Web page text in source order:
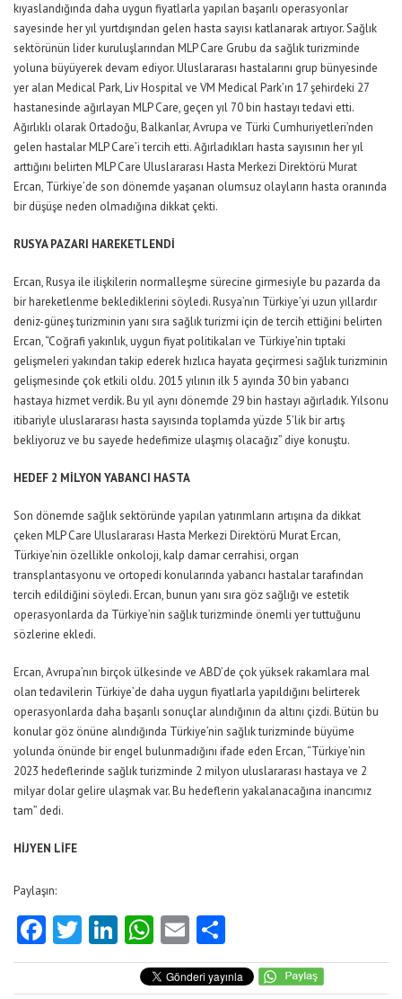
kıyaslandığında daha uygun fiyatlarla yapılan başarılı operasyonlar
sayesinde her yıl yurtdışından gelen hasta sayısı katlanarak artıyor. Sağlık
sektörünün lider kuruluşlarından MLP Care Grubu da sağlık turizminde
yoluna büyüyerek devam ediyor. Uluslararası hastalarını grup bünyesinde
yer alan Medical Park, Liv Hospital ve VM Medical Park’ın 17 şehirdeki 27
hastanesinde ağırlayan MLP Care, geçen yıl 70 bin hastayı tedavi etti.
Ağırlıklı olarak Ortadoğu, Balkanlar, Avrupa ve Türki Cumhuriyetleri’nden
gelen hastalar MLP Care’i tercih etti. Ağırladıkları hasta sayısının her yıl
arttığını belirten MLP Care Uluslararası Hasta Merkezi Direktörü Murat
Ercan, Türkiye’de son dönemde yaşanan olumsuz olayların hasta oranında
bir düşüşe neden olmadığına dikkat çekti.
RUSYA PAZARI HAREKETLENDİ
Ercan, Rusya ile ilişkilerin normalleşme sürecine girmesiyle bu pazarda da
bir hareketlenme beklediklerini söyledi. Rusya’nın Türkiye’yi uzun yıllardır
deniz-güneş turizminin yanı sıra sağlık turizmi için de tercih ettiğini belirten
Ercan, “Coğrafi yakınlık, uygun fiyat politikaları ve Türkiye’nin tıptaki
gelişmeleri yakından takip ederek hızlıca hayata geçirmesi sağlık turizminin
gelişmesinde çok etkili oldu. 2015 yılının ilk 5 ayında 30 bin yabancı
hastaya hizmet verdik. Bu yıl aynı dönemde 29 bin hastayı ağırladık. Yılsonu
itibariyle uluslararası hasta sayısında toplamda yüzde 5’lik bir artış
bekliyoruz ve bu sayede hedefimize ulaşmış olacağız” diye konuştu.
HEDEF 2 MİLYON YABANCI HASTA
Son dönemde sağlık sektöründe yapılan yatırımların artışına da dikkat
çeken MLP Care Uluslararası Hasta Merkezi Direktörü Murat Ercan,
Türkiye’nin özellikle onkoloji, kalp damar cerrahisi, organ
transplantasyonu ve ortopedi konularında yabancı hastalar tarafından
tercih edildiğini söyledi. Ercan, bunun yanı sıra göz sağlığı ve estetik
operasyonlarda da Türkiye’nin sağlık turizminde önemli yer tuttuğunu
sözlerine ekledi.
Ercan, Avrupa’nın birçok ülkesinde ve ABD’de çok yüksek rakamlara mal
olan tedavilerin Türkiye’de daha uygun fiyatlarla yapıldığını belirterek
operasyonlarda daha başarılı sonuçlar alındığının da altını çizdi. Bütün bu
konular göz önüne alındığında Türkiye’nin sağlık turizminde büyüme
yolunda önünde bir engel bulunmadığını ifade eden Ercan, “Türkiye’nin
2023 hedeflerinde sağlık turizminde 2 milyon uluslararası hastaya ve 2
milyar dolar gelire ulaşmak var. Bu hedeflerin yakalanacağına inancımız
tam” dedi.
HİJYEN LİFE
Paylaşın:
Facebook
Twitter
LinkedIn
WhatsApp
Email